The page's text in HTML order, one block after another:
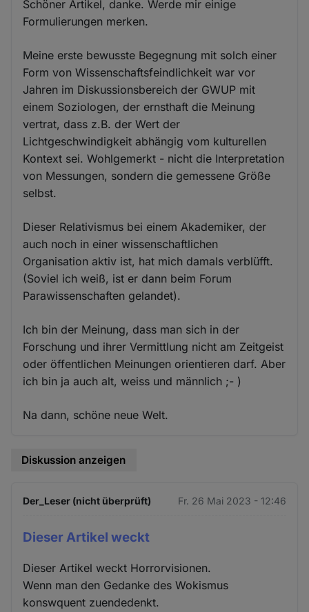
Schöner Artikel, danke. Werde mir einige
Formulierungen merken.
Meine erste bewusste Begegnung mit solch einer
Form von Wissenschaftsfeindlichkeit war vor
Jahren im Diskussionsbereich der GWUP mit
einem Soziologen, der ernsthaft die Meinung
vertrat, dass z.B. der Wert der
Lichtgeschwindigkeit abhängig vom kulturellen
Kontext sei. Wohlgemerkt - nicht die Interpretation
von Messungen, sondern die gemessene Größe
selbst.
Dieser Relativismus bei einem Akademiker, der
auch noch in einer wissenschaftlichen
Organisation aktiv ist, hat mich damals verblüfft.
(Soviel ich weiß, ist er dann beim Forum
Parawissenschaften gelandet).
Ich bin der Meinung, dass man sich in der
Forschung und ihrer Vermittlung nicht am Zeitgeist
oder öffentlichen Meinungen orientieren darf. Aber
ich bin ja auch alt, weiss und männlich ;- )
Na dann, schöne neue Welt.
Diskussion anzeigen
Der_Leser (nicht überprüft) Fr. 26 Mai 2023 - 12:46
Dieser Artikel weckt
Dieser Artikel weckt Horrorvisionen.
Wenn man den Gedanke des Wokismus
konswquent zuendedenkt.